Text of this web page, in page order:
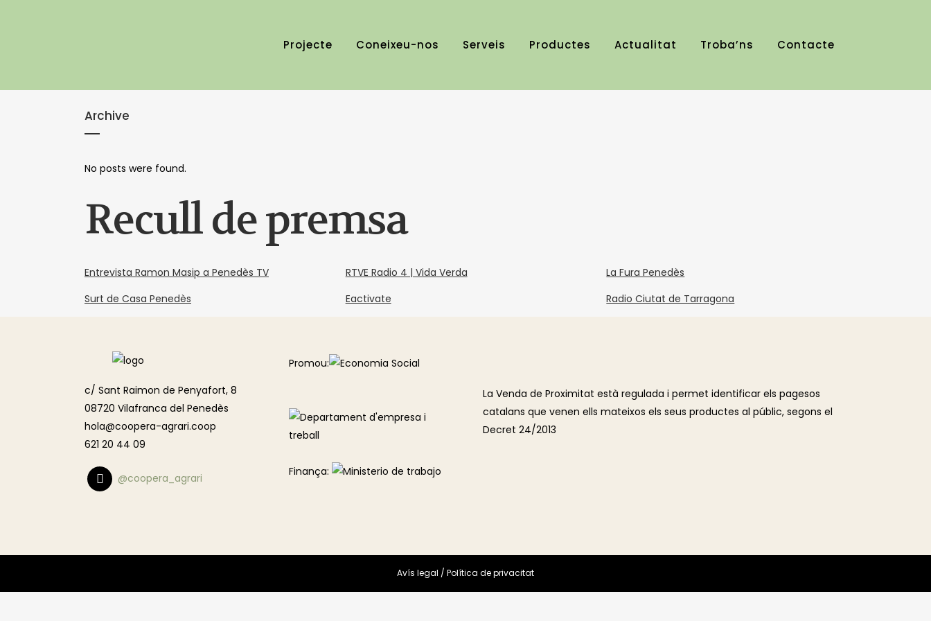
Projecte Coneixeu-nos Serveis Productes Actualitat Troba’ns Contacte
Archive
No posts were found.
Recull de premsa
Entrevista Ramon Masip a Penedès TV
Surt de Casa Penedès
RTVE Radio 4 | Vida Verda
Eactivate
La Fura Penedès
Radio Ciutat de Tarragona
c/ Sant Raimon de Penyafort, 8
08720 Vilafranca del Penedès
hola@coopera-agrari.coop
621 20 44 09
@coopera_agrari
Promou:
Finança:
La Venda de Proximitat està regulada i permet identificar els pagesos
catalans que venen ells mateixos els seus productes al públic, segons el
Decret 24/2013
Avís legal / Política de privacitat